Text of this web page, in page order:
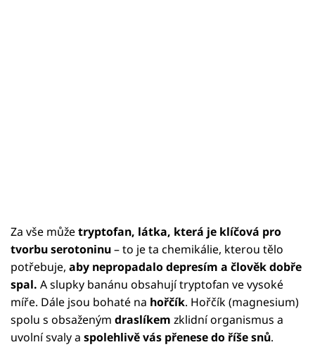
Za vše můžetryptofan, látka, která je klíčová pro
tvorbu serotoninu– to je ta chemikálie, kterou tělo
potřebuje, aby nepropadalo depresím a člověk dobře
spal. A slupky banánu obsahují tryptofan ve vysoké
míře. Dále jsou bohaté na hořčík. Hořčík (magnesium)
spolu s obsaženým draslíkem zklidní organismus a
uvolní svaly a spolehlivě vás přenese do říše snů.